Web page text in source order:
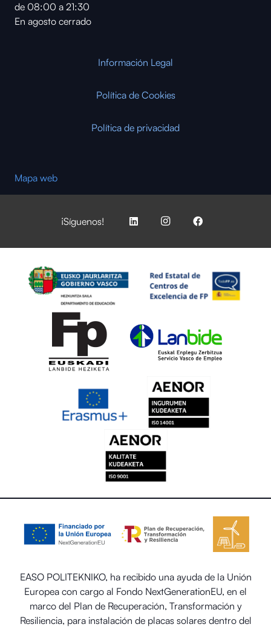
de 08:00 a 21:30
En agosto cerrado
Información Legal
Política de Cookies
Política de privacidad
Mapa web
¡Síguenos!
EASO POLITEKNIKO, ha recibido una ayuda de la Unión
Europea con cargo al Fondo NextGenerationEU, en el
marco del Plan de Recuperación, Transformación y
Resiliencia, para instalación de placas solares dentro del